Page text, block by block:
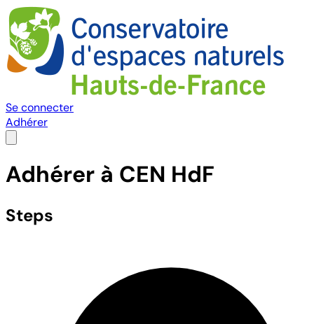
Se connecter
Adhérer
Adhérer à CEN HdF
Steps